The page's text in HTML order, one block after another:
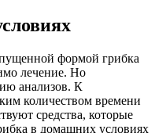
формой грибка
лечение. Но
анализов. К
количеством времени
средства, которые
в домашних условиях